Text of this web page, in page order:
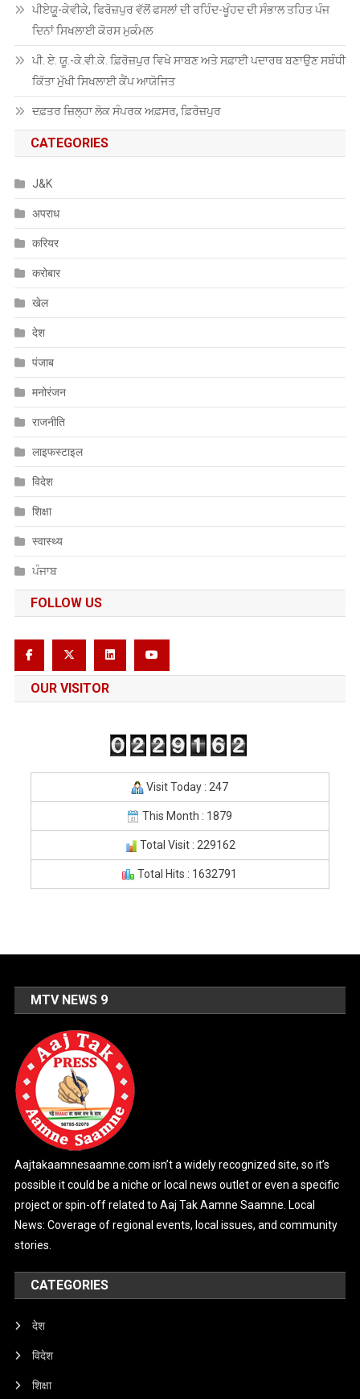
ਪੀਏਯੂੑ-ਕੇਵੀਕੇ, ਫਿਰੋਜ਼ਪੁਰ ਵੱਲੋਂ ਫਸਲਾਂ ਦੀ ਰਹਿੰਦ-ਖੂੰਹਦ ਦੀ ਸੰਭਾਲ ਤਹਿਤ ਪੰਜ
ਦਿਨਾਂ ਸਿਖਲਾਈ ਕੋਰਸ ਮੁਕੰਮਲ
ਪੀ. ਏ. ਯੂ.-ਕੇ.ਵੀ.ਕੇ. ਫ਼ਿਰੋਜ਼ਪੁਰ ਵਿਖੇ ਸਾਬਣ ਅਤੇ ਸਫ਼ਾਈ ਪਦਾਰਥ ਬਣਾਉਣ ਸਬੰਧੀ
ਕਿੱਤਾ ਮੁੱਖੀ ਸਿਖਲਾਈ ਕੈਂਪ ਆਯੋਜਿਤ
ਦਫ਼ਤਰ ਜ਼ਿਲ੍ਹਾ ਲੋਕ ਸੰਪਰਕ ਅਫ਼ਸਰ, ਫ਼ਿਰੋਜ਼ਪੁਰ
CATEGORIES
J&K
अपराध
करियर
करोबार
खेल
देश
पंजाब
मनोरंजन
राजनीति
लाइफस्टाइल
विदेश
शिक्षा
स्वास्थ्य
ਪੰਜਾਬ
FOLLOW US
OUR VISITOR
Visit Today : 247
This Month : 1879
Total Visit : 229162
Total Hits : 1632791
MTV NEWS 9
Aajtakaamnesaamne.com isn’t a widely recognized site, so it’s
possible it could be a niche or local news outlet or even a specific
project or spin-off related to Aaj Tak Aamne Saamne. Local
News: Coverage of regional events, local issues, and community
stories.
CATEGORIES
देश
विदेश
शिक्षा